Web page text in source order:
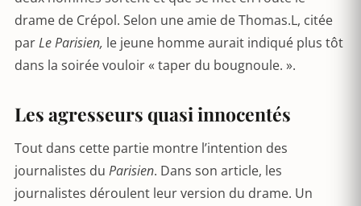
drame de Crépol. Selon une amie de Thomas.L, citée
parLe Parisien, le jeune homme aurait indiqué plus tôt
dans la soirée vouloir « taper du bougnoule. ».
Les agresseurs quasi innocentés
Tout dans cette partie montre l’intention des
journalistes du Parisien. Dans son article, les
journalistes déroulent leur version du drame. Un